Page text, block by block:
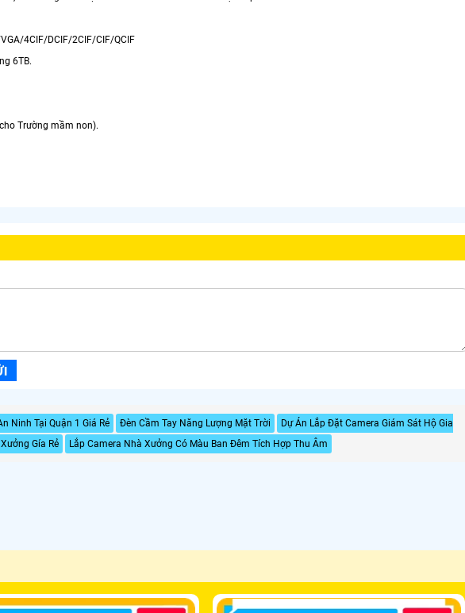
4CIF/DCIF/2CIF/CIF/QCIF
6TB.
Trường mầm non).
Ninh Tại Quận 1 Giá Rẻ Đèn Cầm Tay Năng Lượng Mặt Trời
Dự Án Lắp Đặt Camera Giám Sát Hộ Gia
Gía Rẻ Lắp Camera Nhà Xưởng Có Màu Ban Đêm Tích Hợp Thu Âm